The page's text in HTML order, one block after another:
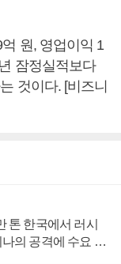
원, 영업이익 1
잠정실적보다
것이다. [비즈니
톤 한국에서 러시
의 공격에 수요 늘